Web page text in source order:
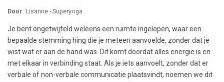
Door: Lisanne - Superyoga
Je bent ongetwijfeld weleens een ruimte ingelopen, waar een
bepaalde stemming hing die je meteen aanvoelde, zonder dat je
wist wat er aan de hand was. Dit komt doordat alles energie is en
met elkaar in verbinding staat. Als je iets aanvoelt, zonder dat er
verbale of non-verbale communicatie plaatsvindt, noemen we dit